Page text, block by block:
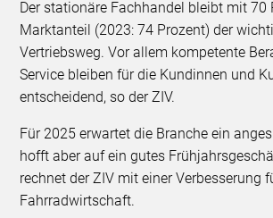
Der stationäre Fachhandel bleibt mit 70
Marktanteil (2023: 74 Prozent) der
Vertriebsweg. Vor allem kompetente
Service bleiben für die Kundinnen und
entscheidend, so der ZIV.
Für 2025 erwartet die Branche ein
hofft aber auf ein gutes
rechnet der ZIV mit einer Verbesserung
Fahrradwirtschaft.